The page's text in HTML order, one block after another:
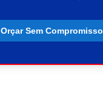
Orçar Sem Compromisso